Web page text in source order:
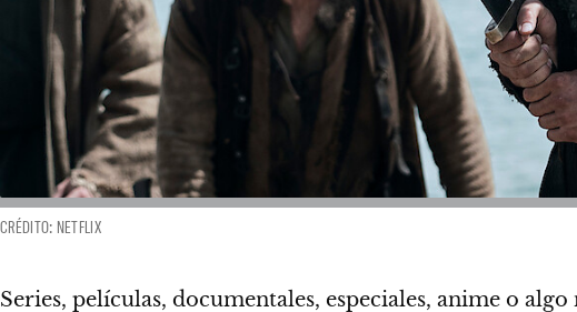
CRÉDITO: NETFLIX
Series, películas, documentales, especiales, anime o